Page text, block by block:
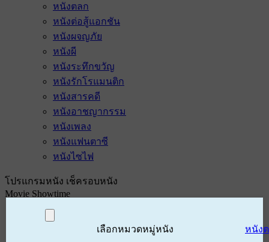
หนังตลก
หนังต่อสู้แอกชัน
หนังผจญภัย
หนังผี
หนังระทึกขวัญ
หนังรักโรแมนติก
หนังสารคดี
หนังอาชญากรรม
หนังเพลง
หนังแฟนตาซี
หนังไซไฟ
โปรแกรมหนัง เช็ครอบหนัง
Movie Showtime
เลือกหมวดหมู่หนัง หนัง